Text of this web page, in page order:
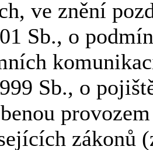
ve znění
Sb., o
Sb., o
zákonů